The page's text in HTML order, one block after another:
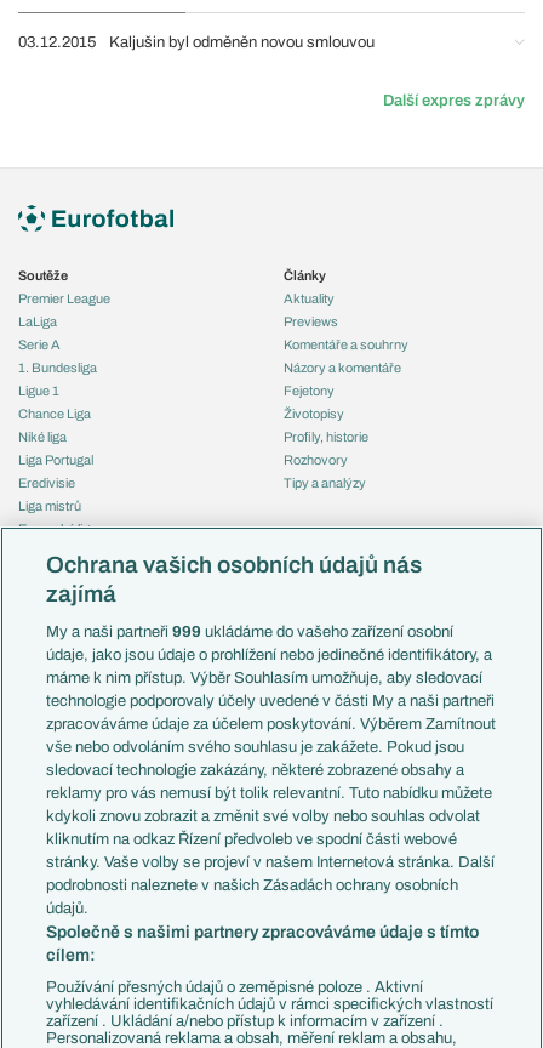
03.12.2015 Kaljušin byl odměněn novou smlouvou
Další expres zprávy
Soutěže
Premier League
LaLiga
Serie A
1. Bundesliga
Ligue 1
Chance Liga
Niké liga
Liga Portugal
Eredivisie
Liga mistrů
Evropská liga
Mistrovství světa
Liga národů
Témata
Představení týmů MS
EuroSkauting
PL v kostce
Evropské koeficienty
Přestupy
Přestupové spekulace
Zranění
Kluby
Arsenal FC
Chelsea FC
Manchester United
AC Milán
Juventus FC
Bayern Mnichov
FC Barcelona
Články
Aktuality
Previews
Komentáře a souhrny
Názory a komentáře
Fejetony
Životopisy
Profily, historie
Rozhovory
Tipy a analýzy
Česko
Francie
Itálie
Německo
Španělsko
Argentina
Brazílie
Přestupy
Zápasy
Livescore
Tipovací soutěž
Ochrana vašich osobních údajů nás
zajímá
My a naši partneři999 ukládáme do vašeho zařízení osobní
údaje, jako jsou údaje o prohlížení nebo jedinečné identifikátory, a
máme k nim přístup. Výběr Souhlasím umožňuje, aby sledovací
technologie podporovaly účely uvedené v části My a naši partneři
zpracováváme údaje za účelem poskytování. Výběrem Zamítnout
vše nebo odvoláním svého souhlasu je zakážete. Pokud jsou
sledovací technologie zakázány, některé zobrazené obsahy a
reklamy pro vás nemusí být tolik relevantní. Tuto nabídku můžete
kdykoli znovu zobrazit a změnit své volby nebo souhlas odvolat
kliknutím na odkaz Řízení předvoleb ve spodní části webové
stránky. Vaše volby se projeví v našem Internetová stránka. Další
podrobnosti naleznete v našich Zásadách ochrany osobních
údajů.
Společně s našimi partnery zpracováváme údaje s tímto
cílem:
Používání přesných údajů o zeměpisné poloze . Aktivní
vyhledávání identifikačních údajů v rámci specifických vlastností
zařízení . Ukládání a/nebo přístup k informacím v zařízení .
Personalizovaná reklama a obsah, měření reklam a obsahu,